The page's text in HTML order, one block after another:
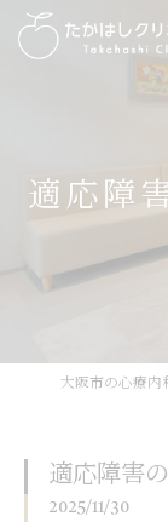
適応障
適応障害
2025/11/30